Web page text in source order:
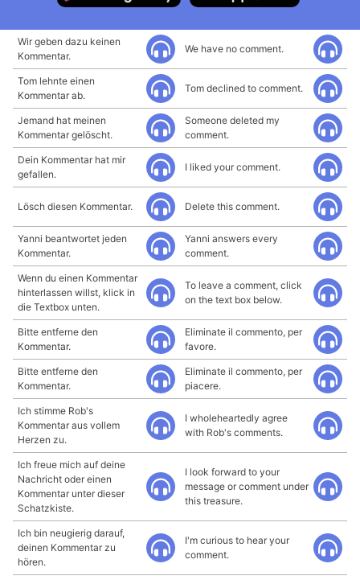
Wir geben dazu keinen
Kommentar.
We have no comment.
Tom lehnte einen
Kommentar ab.
Tom declined to comment.
Jemand hat meinen
Kommentar gelöscht.
Someone deleted my
comment.
Dein Kommentar hat mir
gefallen.
I liked your comment.
Lösch diesen Kommentar. Delete this comment.
Yanni beantwortet jeden
Kommentar.
Yanni answers every
comment.
Wenn du einen Kommentar
hinterlassen willst, klick in
die Textbox unten.
To leave a comment, click
on the text box below.
Bitte entferne den
Kommentar.
Eliminate il commento, per
favore.
Bitte entferne den
Kommentar.
Eliminate il commento, per
piacere.
Ich stimme Rob's
Kommentar aus vollem
Herzen zu.
I wholeheartedly agree
with Rob's comments.
Ich freue mich auf deine
Nachricht oder einen
Kommentar unter dieser
Schatzkiste.
I look forward to your
message or comment under
this treasure.
Ich bin neugierig darauf,
deinen Kommentar zu
hören.
I'm curious to hear your
comment.